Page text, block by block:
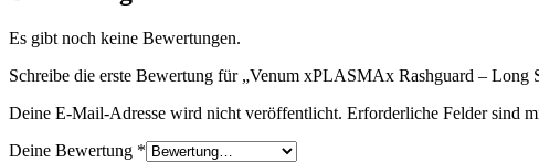
Es gibt noch keine Bewertungen.
Schreibe die erste Bewertung für „Venum xPLASMAx Rashguard – Long
Deine E-Mail-Adresse wird nicht veröffentlicht. Erforderliche Felder sind
Deine Bewertung *